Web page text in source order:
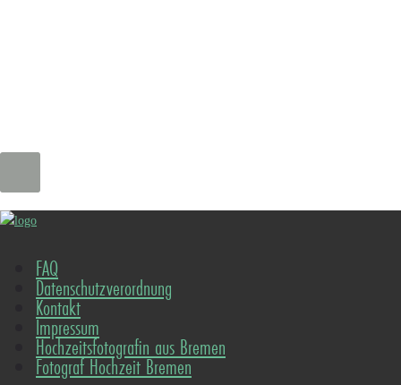
FAQ
Datenschutzverordnung
Kontakt
Impressum
Hochzeitsfotografin aus Bremen
Fotograf Hochzeit Bremen